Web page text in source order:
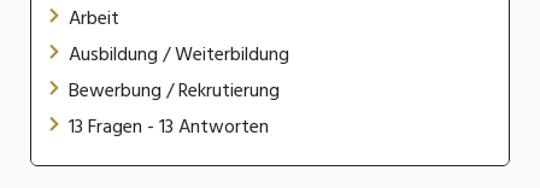
Arbeit
Ausbildung / Weiterbildung
Bewerbung / Rekrutierung
13 Fragen - 13 Antworten